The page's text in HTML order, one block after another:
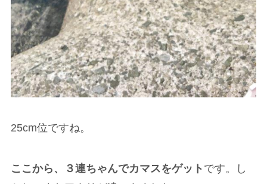
25cm位ですね。
ここから、３連ちゃんでカマスをゲット です。し